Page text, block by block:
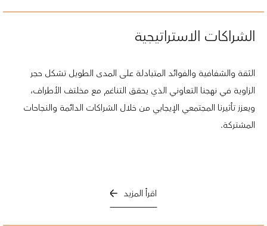
الشراكات الاستراتيجية
الثقة والشفافية والفوائد المتبادلة على المدى الطويل تشكل حجر
الزاوية في نهجنا التعاوني الذي يحقق التناغم مع مخلتف الأطراف،
ويعزز تأثيرنا المجتمعي الإيجابي من خلال الشراكات الدائمة والنجاحات
المشتركة.
اقرأ المزيد